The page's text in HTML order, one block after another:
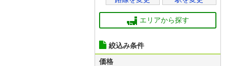
エリアから探す
絞込み条件
価格